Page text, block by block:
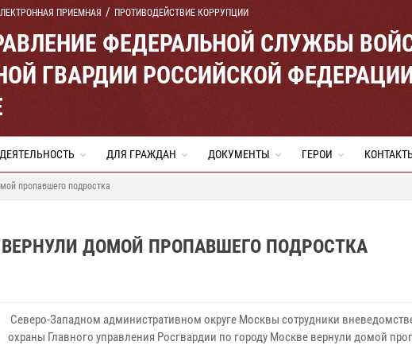
ПРИЕМНАЯ ПРОТИВОДЕЙСТВИЕ КОРРУПЦИИ
ФЕДЕРАЛЬНОЙ СЛУЖБЫ
ГВАРДИИ РОССИЙСКОЙ
ДЕЯТЕЛЬНОСТЬ ДЛЯ ГРАЖДАН ДОКУМЕНТЫ ГЕРОИ
пропавшего подростка
ДОМОЙ ПРОПАВШЕГО ПОДРОСТКА
Северо-Западном административном округе Москвы сотрудники
охраны Главного управления Росгвардии по городу Москве вернули домой